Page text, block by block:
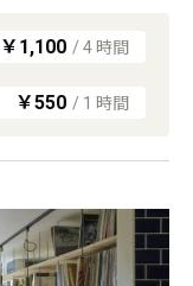
￥1,100 / 4 時間
￥550 / 1 時間